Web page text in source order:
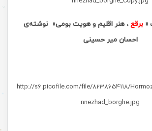
« برقع ، هنر اقلیم و هویت بومی» نوشته‌ی
احسان میر حسینی